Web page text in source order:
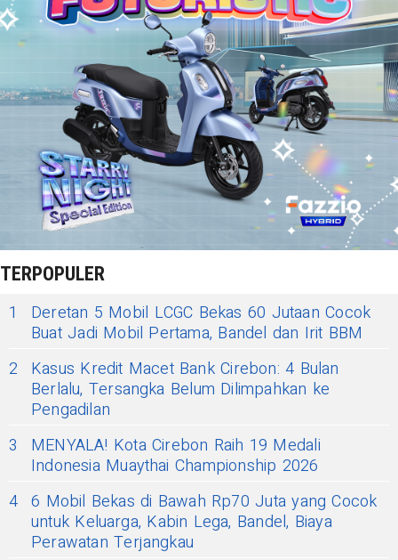
TERPOPULER
1
Deretan 5 Mobil LCGC Bekas 60 Jutaan Cocok
Buat Jadi Mobil Pertama, Bandel dan Irit BBM
2
Kasus Kredit Macet Bank Cirebon: 4 Bulan
Berlalu, Tersangka Belum Dilimpahkan ke
Pengadilan
3
MENYALA! Kota Cirebon Raih 19 Medali
Indonesia Muaythai Championship 2026
4 6 Mobil Bekas di Bawah Rp70 Juta yang Cocok
untuk Keluarga, Kabin Lega, Bandel, Biaya
Perawatan Terjangkau